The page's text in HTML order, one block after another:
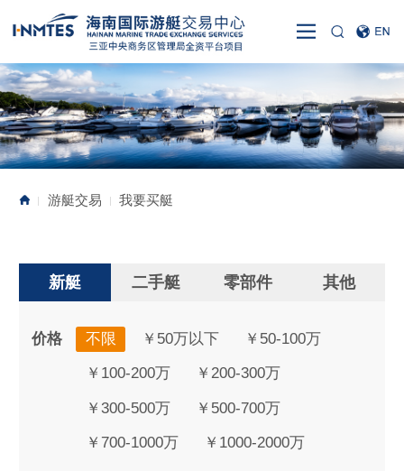
| 游艇交易 | 我要买艇
新艇 二手艇 零部件 其他
价格 不限 ￥50万以下 ￥50-100万
￥100-200万 ￥200-300万
￥300-500万 ￥500-700万
￥700-1000万 ￥1000-2000万